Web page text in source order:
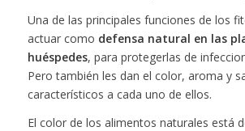
Una de las principales funciones de los
actuar como defensa natural en las
huéspedes, para protegerlas de
Pero también les dan el color, aroma y
característicos a cada uno de ellos.
El color de los alimentos naturales está